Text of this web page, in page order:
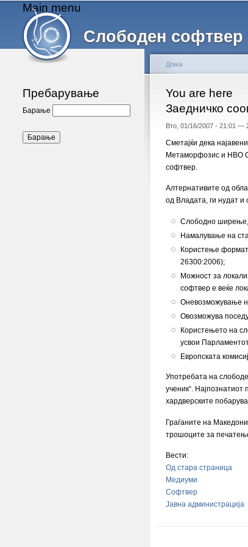
Слободен софтвер
Main menu
Пребарување
Барање
You are here
Дома
Заедничко
Вто, 01/16/2007 - 21:01 —
Сметајќи дека
Метаморфозис и НВО
софтвер.
Алтернативите од
од Владата, ги нудат и
Слободно ширење,
Намалување на
Користење
26300:2006);
Можност за
софтвер е веќе
Оневозможување
Овозможува
Користењето на
усвои
Европската
Употребата на
ученик“. Најпознатиот
хардверските
Граѓаните на
трошоците за
Вести:
Од стара страница
Медиуми
Софтвер
Јавна администрација